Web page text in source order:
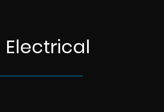
Electrical